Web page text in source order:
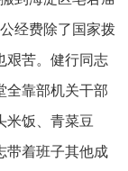
经费除了国家拨
艰苦。健行同志
全靠部机关干部
米饭、青菜豆
带着班子其他成